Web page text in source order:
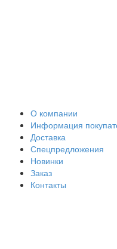
О компании
Информация
Доставка
Спецпредложения
Новинки
Заказ
Контакты